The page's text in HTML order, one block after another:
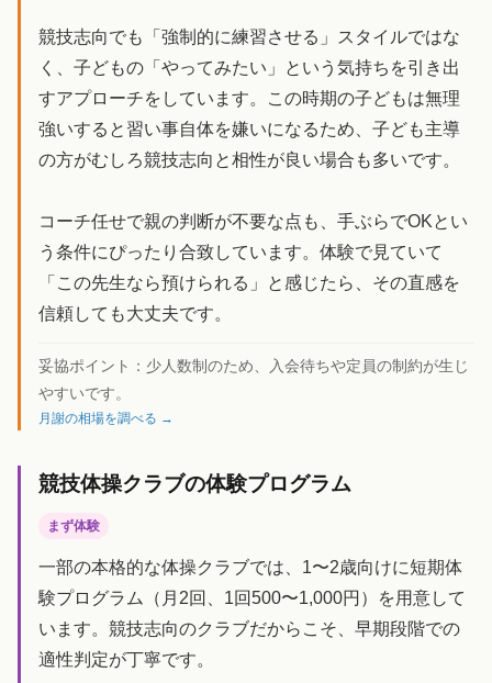
競技志向でも「強制的に練習させる」スタイルではな
く、子どもの「やってみたい」という気持ちを引き出
すアプローチをしています。この時期の子どもは無理
強いすると習い事自体を嫌いになるため、子ども主導
の方がむしろ競技志向と相性が良い場合も多いです。
コーチ任せで親の判断が不要な点も、手ぶらでOKとい
う条件にぴったり合致しています。体験で見ていて
「この先生なら預けられる」と感じたら、その直感を
信頼しても大丈夫です。
妥協ポイント： 少人数制のため、入会待ちや定員の制約が生じ
やすいです。
月謝の相場を調べる →
競技体操クラブの体験プログラム
まず体験
一部の本格的な体操クラブでは、1〜2歳向けに短期体
験プログラム（月2回、1回500〜1,000円）を用意して
います。競技志向のクラブだからこそ、早期段階での
適性判定が丁寧です。